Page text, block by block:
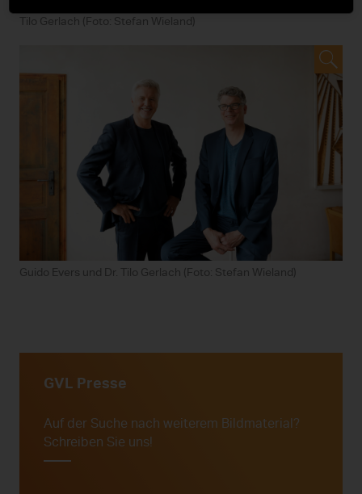
Tilo Gerlach (Foto: Stefan Wieland)
Guido Evers und Dr. Tilo Gerlach (Foto: Stefan Wieland)
GVL Presse
Auf der Suche nach weiterem Bildmaterial?
Schreiben Sie uns!